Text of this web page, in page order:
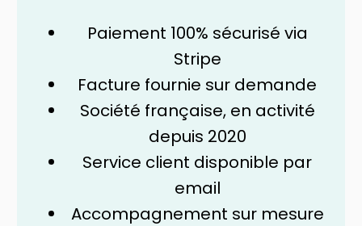
Paiement 100% sécurisé via
Stripe
Facture fournie sur demande
Société française, en activité
depuis 2020
Service client disponible par
email
Accompagnement sur mesure